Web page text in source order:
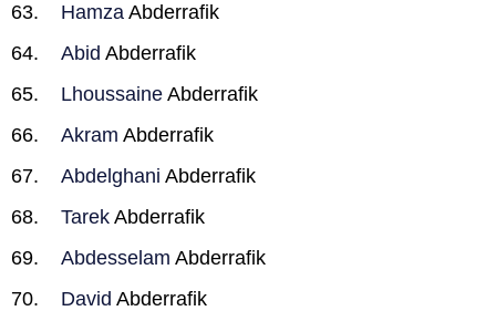
Hamza Abderrafik
Abid Abderrafik
Lhoussaine Abderrafik
Akram Abderrafik
Abdelghani Abderrafik
Tarek Abderrafik
Abdesselam Abderrafik
David Abderrafik